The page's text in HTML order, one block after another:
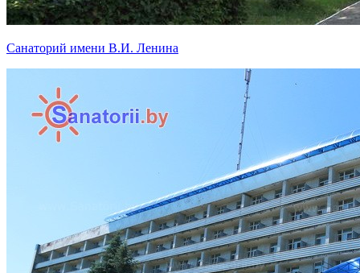
Санаторий имени В.И. Ленина